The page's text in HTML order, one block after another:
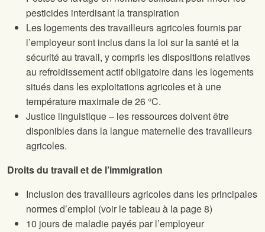
pesticides interdisant la transpiration
Les logements des travailleurs agricoles fournis par
l’employeur sont inclus dans la loi sur la santé et la
sécurité au travail, y compris les dispositions relatives
au refroidissement actif obligatoire dans les logements
situés dans les exploitations agricoles et à une
température maximale de 26 °C.
Justice linguistique – les ressources doivent être
disponibles dans la langue maternelle des travailleurs
agricoles.
Droits du travail et de l’immigration
Inclusion des travailleurs agricoles dans les principales
normes d’emploi (voir le tableau à la page 8)
10 jours de maladie payés par l’employeur